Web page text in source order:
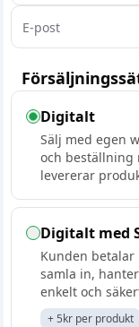
Digitalt
Sälj med egen
och beställning
levererar
Digitalt med
Kunden
samla in,
enkelt och
+ 5kr per produkt